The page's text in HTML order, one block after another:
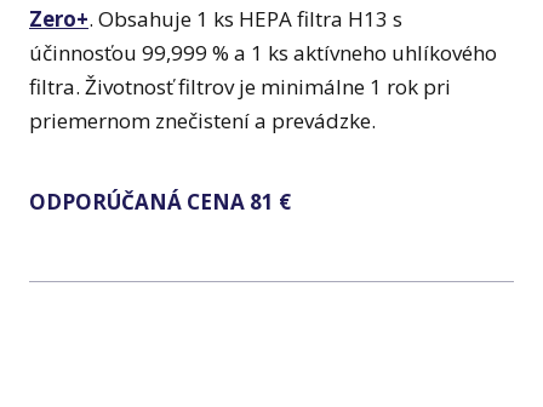
Zero+. Obsahuje 1 ks HEPA filtra H13 s
účinnosťou 99,999 % a 1 ks aktívneho uhlíkového
filtra. Životnosť filtrov je minimálne 1 rok pri
priemernom znečistení a prevádzke.
ODPORÚČANÁ CENA 81 €